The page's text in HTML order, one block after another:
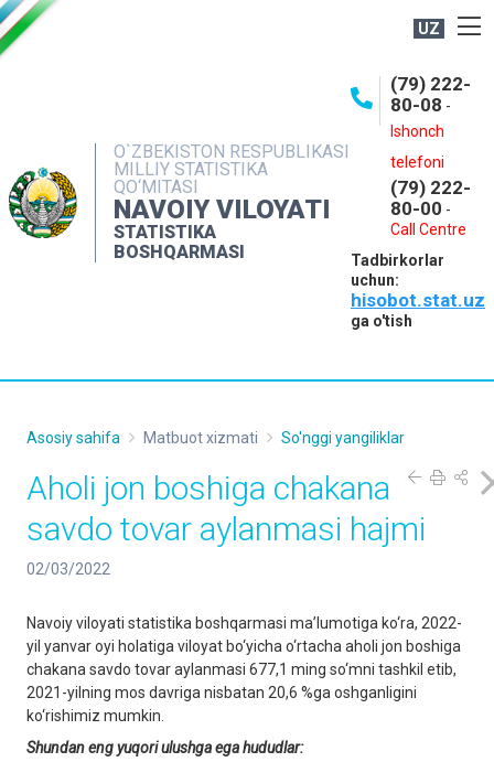
UZ
O`ZBEKISTON RESPUBLIKASI
MILLIY STATISTIKA
QO‘MITASI
NAVOIY VILOYATI
STATISTIKA
BOSHQARMASI
(79) 222-
80-08 -
Ishonch
telefoni
(79) 222-
80-00 -
Call Centre
Tadbirkorlar
uchun:
hisobot.stat.uz
ga o'tish
OCHIQ MA'LUMOTLAR
INTERAKTIV XIZMATLAR
MUROJAATLAR
Asosiy sahifa Matbuot xizmati So'nggi yangiliklar
Aholi jon boshiga chakana
savdo tovar aylanmasi hajmi
02/03/2022
Navoiy viloyati statistika boshqarmasi ma’lumotiga ko‘ra, 2022-
yil yanvar oyi holatiga viloyat bo‘yicha o‘rtacha aholi jon boshiga
chakana savdo tovar aylanmasi 677,1 ming so‘mni tashkil etib,
2021-yilning mos davriga nisbatan 20,6 %ga oshganligini
ko‘rishimiz mumkin.
Shundan eng yuqori ulushga ega hududlar: